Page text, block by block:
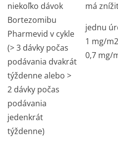
niekoľko dávok
Bortezomibu
Pharmevid v cykle
(> 3 dávky počas
podávania dvakrát
týždenne alebo >
2 dávky počas
podávania
jedenkrát
týždenne)
má
jednu
1 mg/m2
0,7 mg/